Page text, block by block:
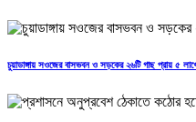
চুয়াডাঙ্গায় সওজের বাসভবন ও সড়কের ২৬টি গাছ প্রায় ৫ লাখে